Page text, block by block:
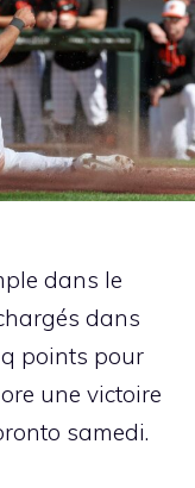
dans le
dans
points pour
une victoire
samedi.